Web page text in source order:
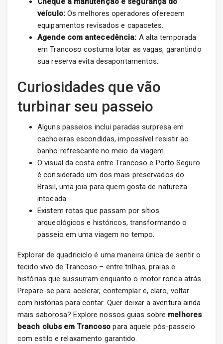
veículo:Os melhores operadores oferecem
equipamentos revisados e capacetes.
Agende com antecedência: A alta temporada
em Trancoso costuma lotar as vagas, garantindo
sua reserva evita desapontamentos.
Curiosidades que vão
turbinar seu passeio
Alguns passeios inclui paradas surpresa em
cachoeiras escondidas, impossível resistir ao
banho refrescante no meio da viagem.
O visual da costa entre Trancoso e Porto Seguro
é considerado um dos mais preservados do
Brasil, uma joia para quem gosta de natureza
intocada.
Existem rotas que passam por sítios
arqueológicos e históricos, transformando o
passeio em uma viagem no tempo.
Explorar de quadriciclo é uma maneira única de sentir o
tecido vivo de Trancoso – entre trilhas, praias e
histórias que sussurram enquanto o motor ronca atrás.
Prepare-se para acelerar, contemplar e, claro, voltar
com histórias para contar. Quer deixar a aventura ainda
mais saborosa? Explore nossos guias sobre melhores
beach clubs em Trancoso para aquele pós-passeio
com estilo e relaxamento garantido.